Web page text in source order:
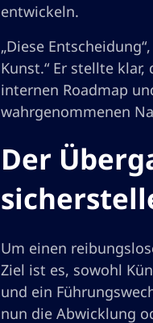
entwickeln.
„Diese
Kunst.“ Er stellte
internen Roadmap
wahrgenommenen
Der
Um einen
Ziel ist es, sowohl
und ein
nun die Abwicklung